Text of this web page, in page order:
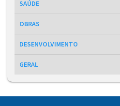
SAÚDE
OBRAS
DESENVOLVIMENTO
GERAL